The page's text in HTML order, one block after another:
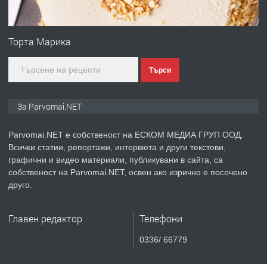
ПРЕДЛАГА
Първи поход "По стъпките на Ангел
преди 1 година
ПРЕДЛАГА Уроци по Математика
Торта Марика
Търси
За Parvomai.NET
Parvomai.NET е собственост на ЕСКОМ МЕДИА ГРУП ООД.
Всички статии, репортажи, интервюта и други текстови,
графични и видео материали, публикувани в сайта, са
собственост на Parvomai.NET, освен ако изрично е посочено
друго.
Главен редактор Телефони
0336/ 66779